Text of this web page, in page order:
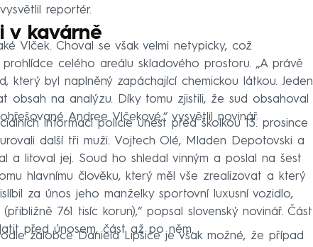
reportér.
v kavárně
Vlček. Choval se však velmi netypicky, což
celého areálu skladového prostoru. „A právě
který byl naplněný zapáchající chemickou látkou. Jeden
obsah na analýzu. Díky tomu zjistili, že sud obsahoval
Andree Vlčekové,“ vysvětlil novinář.
informací policie unést před školkou 13. prosince
další tři muži. Vojtech Olé, Mladen Depotovski a
a litoval jej. Soud ho shledal vinným a poslal na šest
hlavnímu člověku, který měl vše zrealizovat a který
za únos jeho manželky sportovní luxusní vozidlo,
761 tisíc korun),“ popsal slovenský novinář. Část
před únosem, část až po něm.
žalobce Daniela Lipšice je však možné, že případ